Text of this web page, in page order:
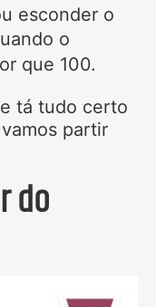
esconder o
o
que 100.
tá tudo certo
partir
do